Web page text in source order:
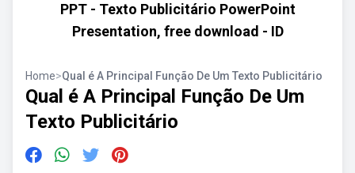
PPT - Texto Publicitário PowerPoint
Presentation, free download - ID
Home>Qual é A Principal Função De Um Texto Publicitário
Qual é A Principal Função De Um
Texto Publicitário